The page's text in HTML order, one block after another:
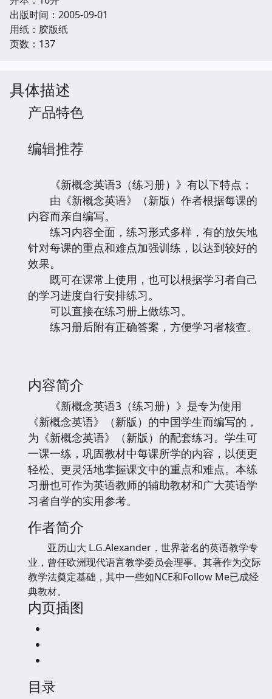
出版时间：2005-09-01
用纸：胶版纸
页数：137
具体描述
产品特色
编辑推荐
《新概念英语3（练习册）》有以下特点：
由《新概念英语》（新版）作者根据每课的
内容而亲自编写。
练习内容全面，练习形式多样，有的放矢地
针对每课的重点和难点加强训练，以达到较好的
效果。
既可在课常上使用，也可以根据学习者自己
的学习进度自行安排练习。
可以直接在练习册上做练习。
练习册后附有正确答案，方便学习者核查。
内容简介
《新概念英语3（练习册）》是专为使用
《新概念英语》（新版）的中国学生而编写的，
为《新概念英语》（新版）的配套练习。学生可
一课一练，巩固教材中每课所学的内容，以便更
轻松、更灵活地掌握课文中的重点和难点。本练
习册也可作为英语教师的辅助教材和广大英语学
习者自学的实用参考。
作者简介
亚历山大 L.G.Alexander，世界著名的英语教学专
业，曾任欧洲现代语言教学委员会理事。其著作为交际
教学法奠定基础，其中一些如NCE和Follow Me已成经
典教材。
内页插图
目录